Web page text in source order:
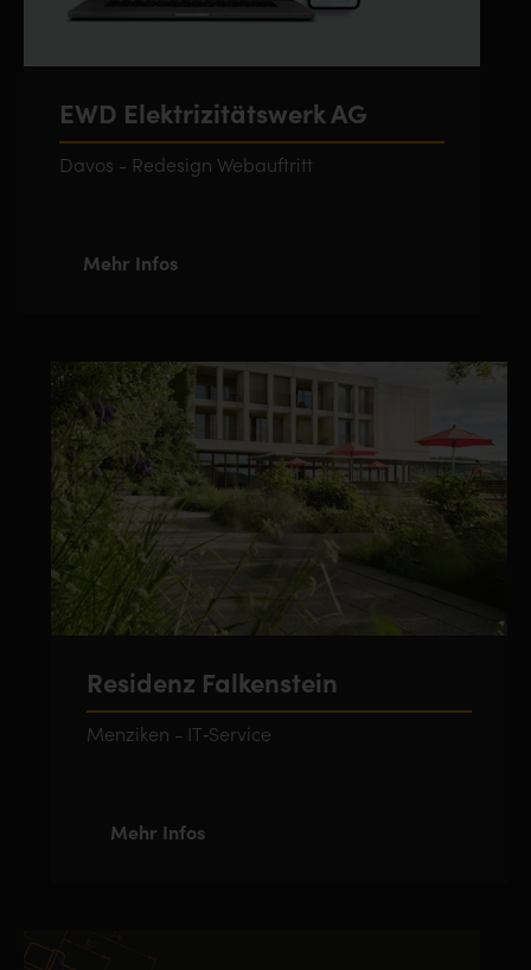
EWD Elektrizitätswerk AG
Davos - Redesign Webauftritt
Mehr Infos
Residenz Falkenstein
Menziken - IT‑Service
Mehr Infos